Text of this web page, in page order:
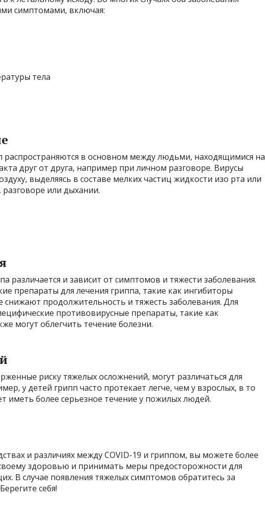
симптомами, включая:
тела
распространяются в основном между людьми, находящимися на
друг от друга, например при личном разговоре. Вирусы
выделяясь в составе мелких частиц жидкости изо рта или
или дыхании.
различается и зависит от симптомов и тяжести заболевания.
препараты для лечения гриппа, такие как ингибиторы
продолжительность и тяжесть заболевания. Для
противовирусные препараты, такие как
могут облегчить течение болезни.
риску тяжелых осложнений, могут различаться для
у детей грипп часто протекает легче, чем у взрослых, в то
иметь более серьезное течение у пожилых людей.
и различиях между COVID-19 и гриппом, вы можете более
здоровью и принимать меры предосторожности для
В случае появления тяжелых симптомов обратитесь за
себя!